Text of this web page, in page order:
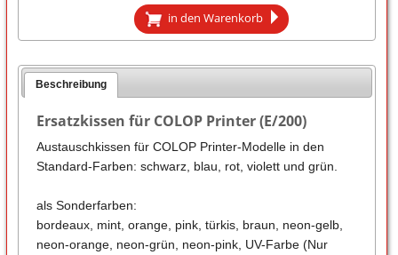
in den Warenkorb
Beschreibung
Ersatzkissen für COLOP Printer (E/200)
Austauschkissen für COLOP Printer-Modelle in den
Standard-Farben: schwarz, blau, rot, violett und grün.
als Sonderfarben:
bordeaux, mint, orange, pink, türkis, braun, neon-gelb,
neon-orange, neon-grün, neon-pink, UV-Farbe (Nur